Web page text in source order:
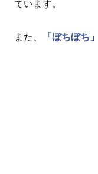
ています。
また、 「ぼちぼち」